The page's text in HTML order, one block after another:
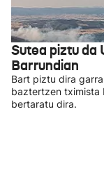
Sutea piztu da
Barrundian
Bart piztu dira
baztertzen tximista
bertaratu dira.